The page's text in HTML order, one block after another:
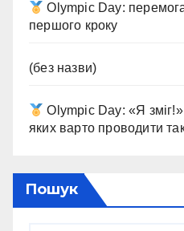
Olympic Day:
першого кроку
(без назви)
Olympic Day: «Я
яких варто проводити
Пошук